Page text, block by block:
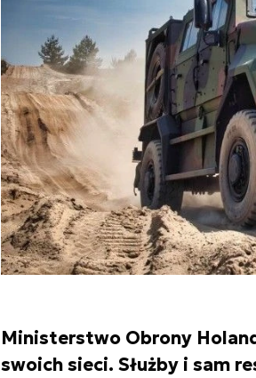
Ministerstwo Obrony
swoich sieci. Służby i sam